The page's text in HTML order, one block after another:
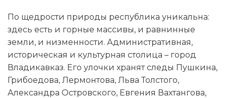
По щедрости природы республика уникальна:
здесь есть и горные массивы, и равнинные
земли, и низменности. Административная,
историческая и культурная столица – город
Владикавказ. Его улочки хранят следы Пушкина,
Грибоедова, Лермонтова, Льва Толстого,
Александра Островского, Евгения Вахтангова,